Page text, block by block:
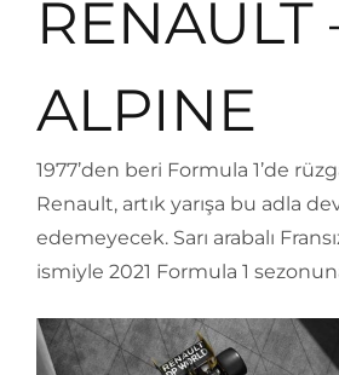
RENAULT
ALPINE
1977’den beri Formula 1’de
Renault, artık yarışa bu adla
edemeyecek. Sarı arabalı
ismiyle 2021 Formula 1